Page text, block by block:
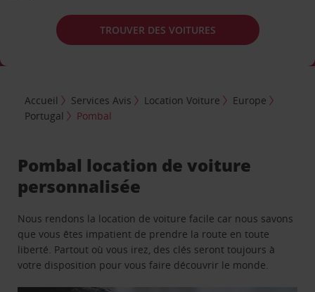
TROUVER DES VOITURES
Accueil Services Avis Location Voiture
Europe
Portugal
Pombal
Pombal location de voiture
personnalisée
Nous rendons la location de voiture facile car nous savons
que vous êtes impatient de prendre la route en toute
liberté. Partout où vous irez, des clés seront toujours à
votre disposition pour vous faire découvrir le monde.